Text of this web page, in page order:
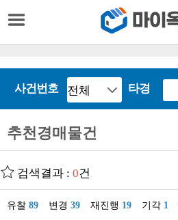
사건번호 타경
추천경매물건
검색결과 : 0건
유찰 89 변경 39 재진행 19 기각 1